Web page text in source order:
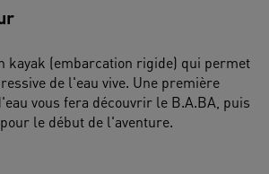
kayak (embarcation rigide) qui permet
de l'eau vive. Une première
vous fera découvrir le B.A.BA, puis
le début de l'aventure.